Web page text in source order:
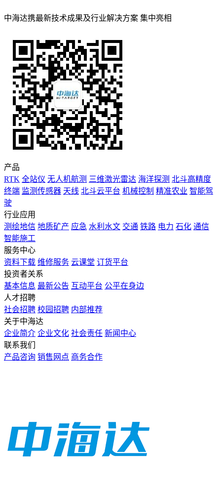
中海达携最新技术成果及行业解决方案 集中亮相
产品
RTK 全站仪 无人机航测 三维激光雷达 海洋探测 北斗高精度
终端 监测传感器 天线 北斗云平台 机械控制 精准农业 智能驾
驶
行业应用
测绘地信 地质矿产 应急 水利水文 交通 铁路 电力 石化 通信
智能施工
服务中心
资料下载 维修服务 云课堂 订货平台
投资者关系
基本信息 最新公告 互动平台 公平在身边
人才招聘
社会招聘 校园招聘 内部推荐
关于中海达
企业简介 企业文化 社会责任 新闻中心
联系我们
产品咨询 销售网点 商务合作